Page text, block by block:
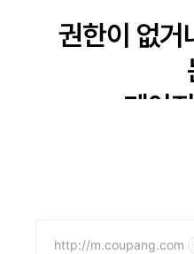
http://m.coupang.com